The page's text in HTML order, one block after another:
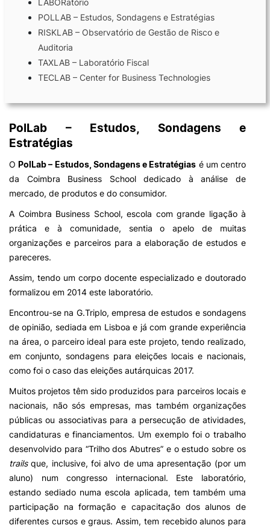
Candidaturas
Laboratórios
Investigação e Projetos
Eco-Escola & Eco-Campus
Observatórios
Política de privacidade e cookies
LABORatório
POLLAB – Estudos, Sondagens e Estratégias
RISKLAB – Observatório de Gestão de Risco e
Auditoria
TAXLAB – Laboratório Fiscal
TECLAB – Center for Business Technologies
PolLab – Estudos, Sondagens e
Estratégias
OPolLab – Estudos, Sondagens e Estratégias é um centro
da Coimbra Business School dedicado à análise de
mercado, de produtos e do consumidor.
A Coimbra Business School, escola com grande ligação à
prática e à comunidade, sentia o apelo de muitas
organizações e parceiros para a elaboração de estudos e
pareceres.
Assim, tendo um corpo docente especializado e doutorado
formalizou em 2014 este laboratório.
Encontrou-se na G.Triplo, empresa de estudos e sondagens
de opinião, sediada em Lisboa e já com grande experiência
na área, o parceiro ideal para este projeto, tendo realizado,
em conjunto, sondagens para eleições locais e nacionais,
como foi o caso das eleições autárquicas 2017.
Muitos projetos têm sido produzidos para parceiros locais e
nacionais, não sós empresas, mas também organizações
públicas ou associativas para a persecução de atividades,
candidaturas e financiamentos. Um exemplo foi o trabalho
desenvolvido para “Trilho dos Abutres” e o estudo sobre os
trailsque, inclusive, foi alvo de uma apresentação (por um
aluno) num congresso internacional. Este laboratório,
estando sediado numa escola aplicada, tem também uma
participação na formação e capacitação dos alunos de
diferentes cursos e graus. Assim, tem recebido alunos para